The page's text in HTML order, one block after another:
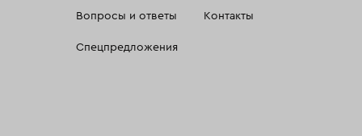
Вопросы и ответы
Спецпредложения
Контакты